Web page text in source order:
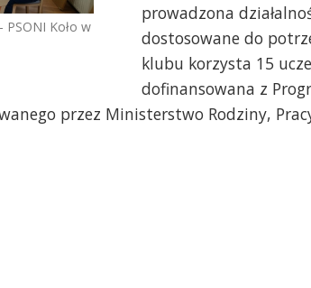
Koło w
prowadzona
dostosowane do
klubu korzysta 15
dofinansowana z
przez Ministerstwo Rodziny,